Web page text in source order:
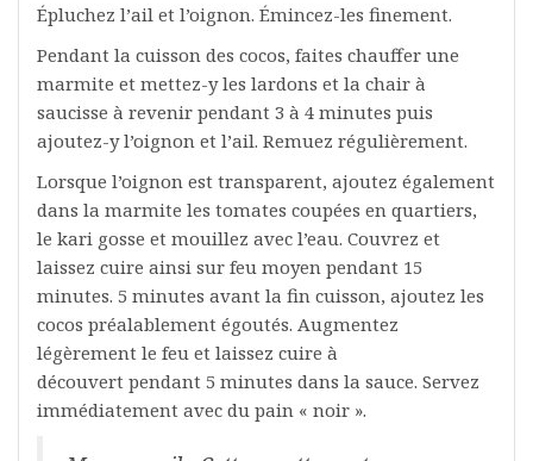
Épluchez l’ail et l’oignon. Émincez-les finement.
Pendant la cuisson des cocos, faites chauffer une
marmite et mettez-y les lardons et la chair à
saucisse à revenir pendant 3 à 4 minutes puis
ajoutez-y l’oignon et l’ail. Remuez régulièrement.
Lorsque l’oignon est transparent, ajoutez également
dans la marmite les tomates coupées en quartiers,
le kari gosse et mouillez avec l’eau. Couvrez et
laissez cuire ainsi sur feu moyen pendant 15
minutes. 5 minutes avant la fin cuisson, ajoutez les
cocos préalablement égoutés. Augmentez
légèrement le feu et laissez cuire à
découvert pendant 5 minutes dans la sauce. Servez
immédiatement avec du pain « noir ».